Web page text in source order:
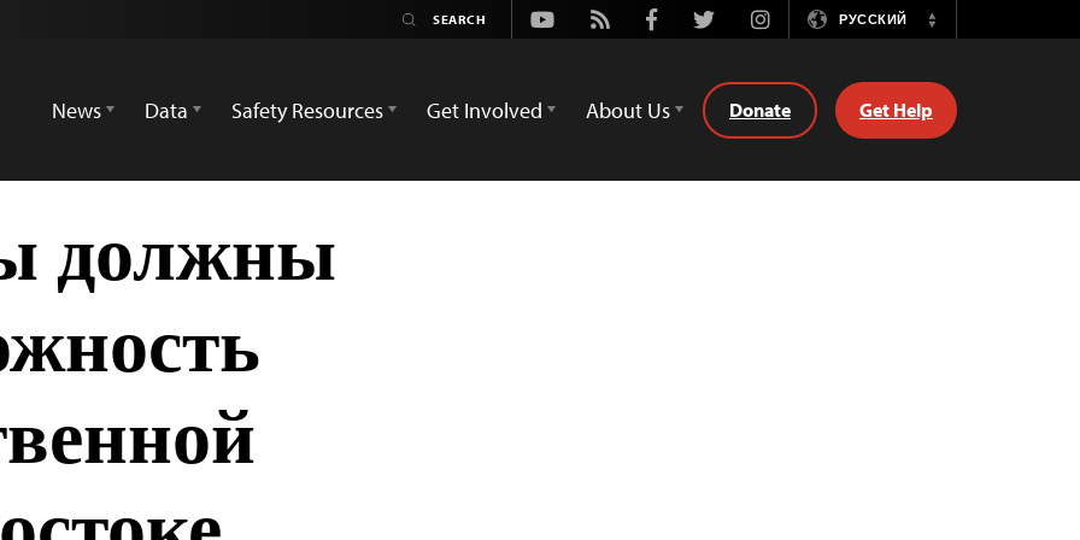
Youtube
Rss FacebookTwitterInstagramРУССКИЙ
Switch
News
Data Safety Resources Get Involved About Us Donate Get Help
должны